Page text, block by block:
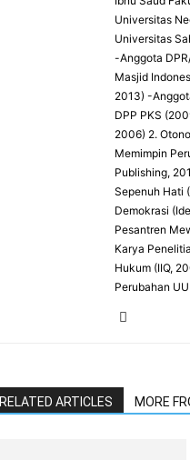
Universitas
Universitas
-Anggota
Masjid
2013) -
DPP PKS
2006) 2.
Memimpin
Publishing,
Sepenuh Hati
Demokrasi
Pesantren
Karya
Hukum (IIQ,
Perubahan
RELATED ARTICLES MORE